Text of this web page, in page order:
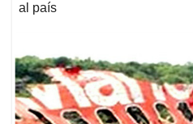
al país